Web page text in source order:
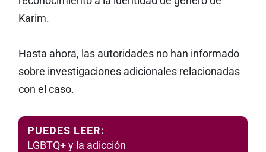
Karim.
Hasta ahora, las autoridades no han informado
sobre investigaciones adicionales relacionadas
con el caso.
PUEDES LEER:
LGBTQ+ y la adicción